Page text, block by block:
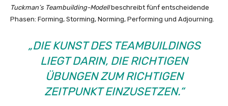
Tuckman’s Teambuilding-Modellbeschreibt fünf entscheidende
Phasen: Forming, Storming, Norming, Performing und Adjourning.
„DIE KUNST DES TEAMBUILDINGS
LIEGT DARIN, DIE RICHTIGEN
ÜBUNGEN ZUM RICHTIGEN
ZEITPUNKT EINZUSETZEN.“